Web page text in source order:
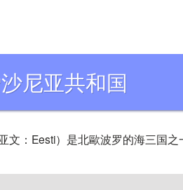
尼亚共和国
文：Eesti）是北歐波罗的海三国